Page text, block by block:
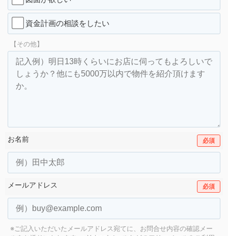
資金計画の相談をしたい
【その他】
お名前 必須
メールアドレス 必須
※ご記入いただいたメールアドレス宛てに、お問合せ内容の確認メー